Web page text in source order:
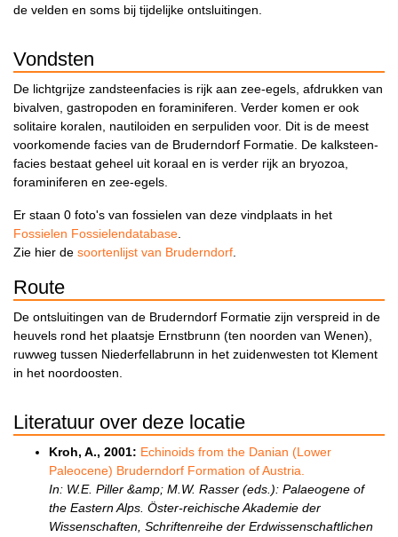
de velden en soms bij tijdelijke ontsluitingen.
Vondsten
De lichtgrijze zandsteenfacies is rijk aan zee-egels, afdrukken van
bivalven, gastropoden en foraminiferen. Verder komen er ook
solitaire koralen, nautiloiden en serpuliden voor. Dit is de meest
voorkomende facies van de Bruderndorf Formatie. De kalksteen-
facies bestaat geheel uit koraal en is verder rijk an bryozoa,
foraminiferen en zee-egels.
Er staan 0 foto's van fossielen van deze vindplaats in het
Fossielen Fossielendatabase.
Zie hier de soortenlijst van Bruderndorf.
Route
De ontsluitingen van de Bruderndorf Formatie zijn verspreid in de
heuvels rond het plaatsje Ernstbrunn (ten noorden van Wenen),
ruwweg tussen Niederfellabrunn in het zuidenwesten tot Klement
in het noordoosten.
Literatuur over deze locatie
Kroh, A., 2001: Echinoids from the Danian (Lower
Paleocene) Bruderndorf Formation of Austria.
In: W.E. Piller &amp; M.W. Rasser (eds.): Palaeogene of
the Eastern Alps. Öster-reichische Akademie der
Wissenschaften, Schriftenreihe der Erdwissenschaftlichen